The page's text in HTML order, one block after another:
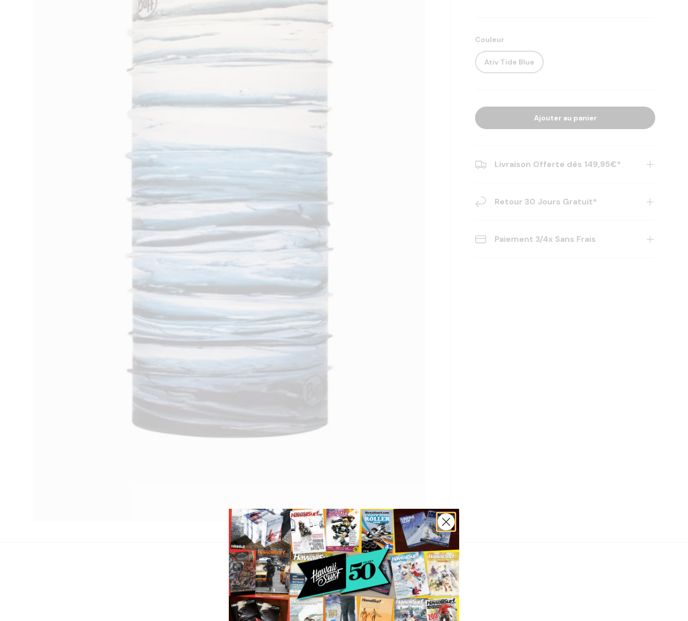
Couleur
Ativ Tide Blue
Ajouter au panier
Livraison Offerte dès 149,95€*
Retour 30 Jours Gratuit*
Paiement 3/4x Sans Frais